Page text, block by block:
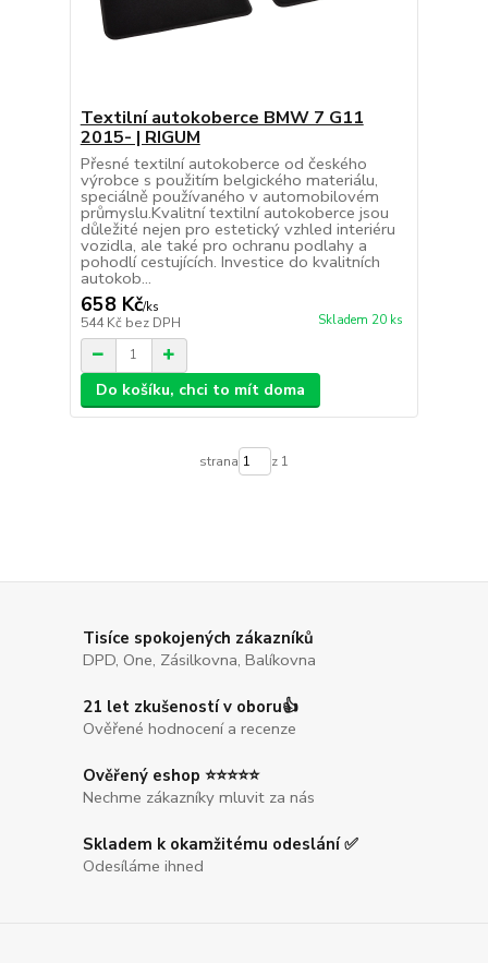
Textilní autokoberce BMW 7 G11
2015- | RIGUM
Přesné textilní autokoberce od českého
výrobce s použitím belgického materiálu,
speciálně používaného v automobilovém
průmyslu.Kvalitní textilní autokoberce jsou
důležité nejen pro estetický vzhled interiéru
vozidla, ale také pro ochranu podlahy a
pohodlí cestujících. Investice do kvalitních
autokob...
658 Kč/ks
544 Kč bez DPH Skladem 20 ks
Do košíku, chci to mít doma
strana z 1
Tisíce spokojených zákazníků
DPD, One, Zásilkovna, Balíkovna
21 let zkušeností v oboru👍
Ověřené hodnocení a recenze
Ověřený eshop ⭐⭐⭐⭐⭐
Nechme zákazníky mluvit za nás
Skladem k okamžitému odeslání ✅
Odesíláme ihned